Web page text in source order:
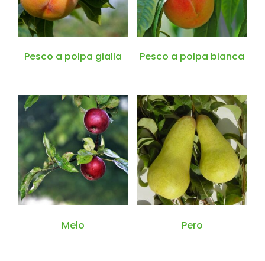
Pesco a polpa gialla Pesco a polpa bianca
Melo Pero